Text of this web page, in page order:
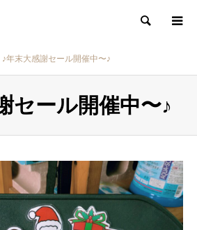
検索
♪年末大感謝セール開催中〜♪
セール開催中〜♪